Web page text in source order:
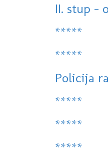
II. stup -
*****
*****
Policija
*****
*****
*****